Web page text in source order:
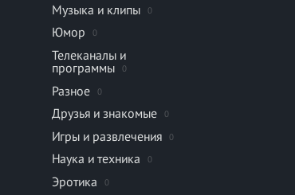
Музыка и клипы 0
Юмор 0
Телеканалы и
программы
0
Разное 0
Друзья и знакомые 0
Игры и развлечения 0
Наука и техника 0
Эротика 0